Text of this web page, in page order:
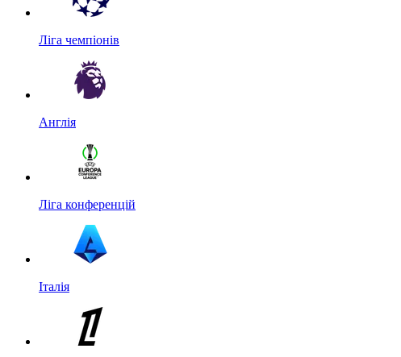
Ліга чемпіонів
Англія
Ліга конференцій
Італія